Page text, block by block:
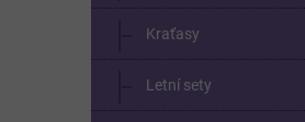
Kraťasy
Letní sety